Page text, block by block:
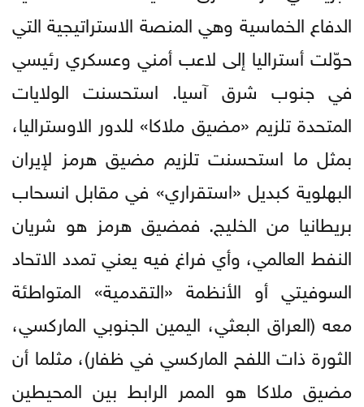
الدفاع الخماسية وهي المنصة الاستراتيجية التي
حوّلت أستراليا إلى لاعب أمني وعسكري رئيسي
في جنوب شرق آسيا. استحسنت الولايات
المتحدة تلزيم «مضيق ملاكا» للدور الاوستراليا،
بمثل ما استحسنت تلزيم مضيق هرمز لإيران
البهلوية كبديل «استقراري» في مقابل انسحاب
بريطانيا من الخليج. فمضيق هرمز هو شريان
النفط العالمي، وأي فراغ فيه يعني تمدد الاتحاد
السوفيتي أو الأنظمة «التقدمية» المتواطئة
معه (العراق البعثي، اليمين الجنوبي الماركسي،
الثورة ذات اللفح الماركسي في ظفار)، مثلما أن
مضيق ملاكا هو الممر الرابط بين المحيطين